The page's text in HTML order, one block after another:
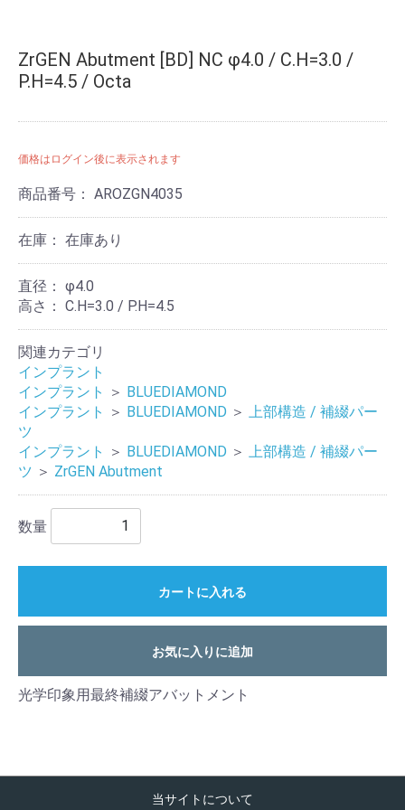
ZrGEN Abutment [BD] NC φ4.0 / C.H=3.0 /
P.H=4.5 / Octa
価格はログイン後に表示されます
商品番号： AROZGN4035
在庫： 在庫あり
直径： φ4.0
高さ： C.H=3.0 / P.H=4.5
関連カテゴリ
インプラント
インプラント
＞ BLUEDIAMOND
インプラント
＞ BLUEDIAMOND ＞
上部構造 / 補綴パー
ツ
インプラント
＞ BLUEDIAMOND ＞
上部構造 / 補綴パー
ツ ＞ ZrGEN Abutment
数量
カートに入れる
お気に入りに追加
光学印象用最終補綴アバットメント
当サイトについて